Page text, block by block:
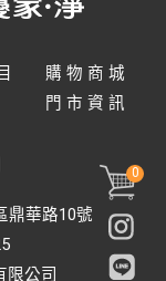
購物商城
門市資訊
鼎華路10號
限公司
0